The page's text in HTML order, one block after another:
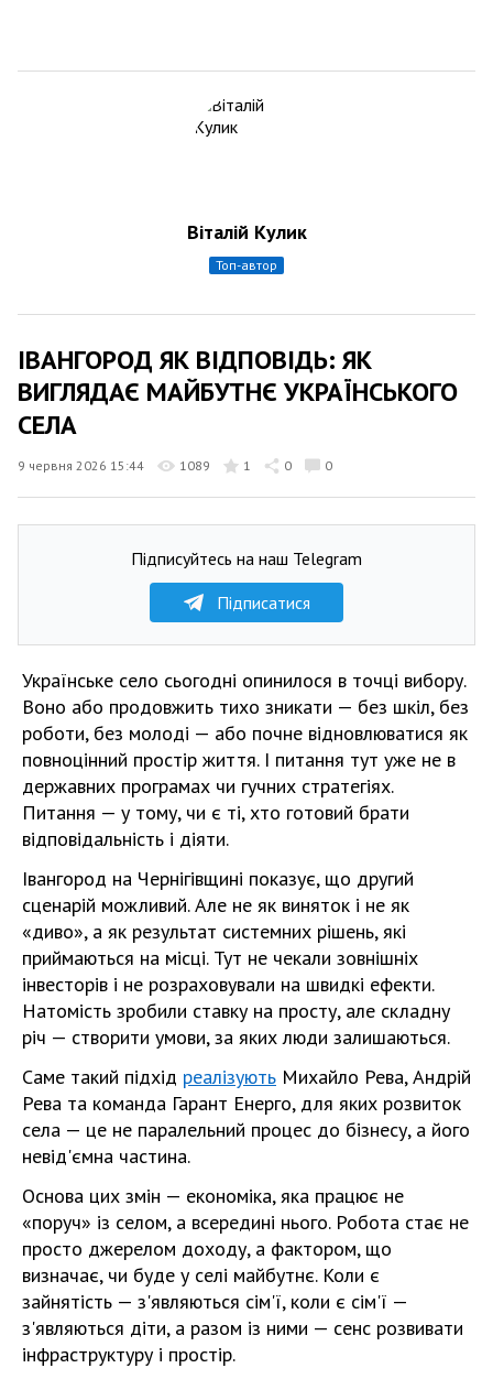
Віталій Кулик
топ-автор
ІВАНГОРОД ЯК ВІДПОВІДЬ: ЯК
ВИГЛЯДАЄ МАЙБУТНЄ УКРАЇНСЬКОГО
СЕЛА
9 червня 2026 15:44 1089 1 0 0
Підписуйтесь на наш Telegram
Підписатися
Українське село сьогодні опинилося в точці вибору.
Воно або продовжить тихо зникати — без шкіл, без
роботи, без молоді — або почне відновлюватися як
повноцінний простір життя. І питання тут уже не в
державних програмах чи гучних стратегіях.
Питання — у тому, чи є ті, хто готовий брати
відповідальність і діяти.
Івангород на Чернігівщині показує, що другий
сценарій можливий. Але не як виняток і не як
«диво», а як результат системних рішень, які
приймаються на місці. Тут не чекали зовнішніх
інвесторів і не розраховували на швидкі ефекти.
Натомість зробили ставку на просту, але складну
річ — створити умови, за яких люди залишаються.
Саме такий підхід реалізують Михайло Рева, Андрій
Рева та команда Гарант Енерго, для яких розвиток
села — це не паралельний процес до бізнесу, а його
невід'ємна частина.
Основа цих змін — економіка, яка працює не
«поруч» із селом, а всередині нього. Робота стає не
просто джерелом доходу, а фактором, що
визначає, чи буде у селі майбутнє. Коли є
зайнятість — з'являються сім'ї, коли є сім'ї —
з'являються діти, а разом із ними — сенс розвивати
інфраструктуру і простір.